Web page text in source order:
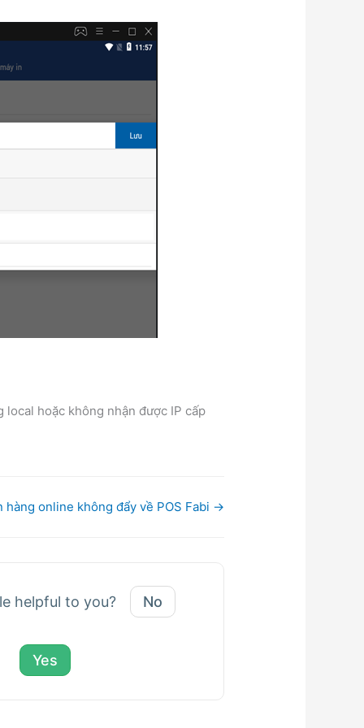
local hoặc không nhận được IP cấp
hàng online không đẩy về POS Fabi →
helpful to you? No
Yes